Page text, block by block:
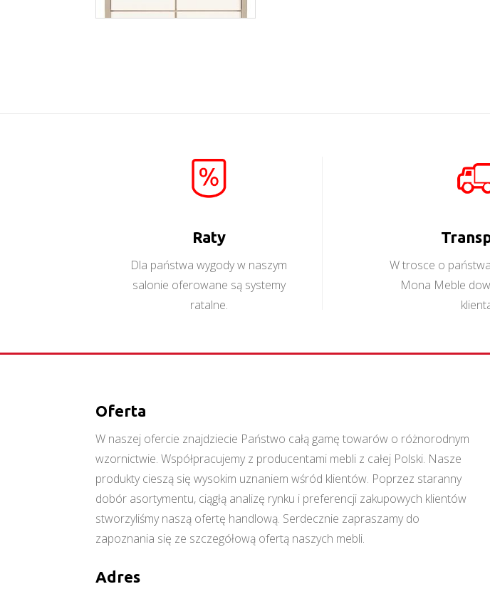
Raty
Dla państwa wygody w naszym
salonie oferowane są systemy
ratalne.
W trosce o
Mona Meble
Oferta
W naszej ofercie znajdziecie Państwo całą gamę towarów o różnorodnym
wzornictwie. Współpracujemy z producentami mebli z całej Polski. Nasze
produkty cieszą się wysokim uznaniem wśród klientów. Poprzez staranny
dobór asortymentu, ciągłą analizę rynku i preferencji zakupowych klientów
stworzyliśmy naszą ofertę handlową. Serdecznie zapraszamy do
zapoznania się ze szczegółową ofertą naszych mebli.
Adres